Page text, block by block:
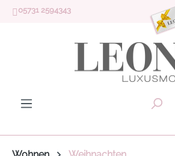
Zum Hauptinhalt springen
05731 2594343